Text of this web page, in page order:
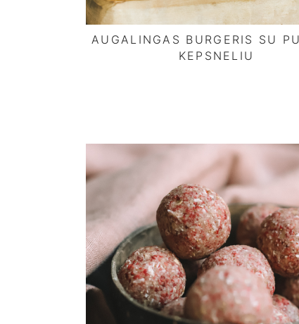
AUGALINGAS BURGERIS SU
KEPSNELIU